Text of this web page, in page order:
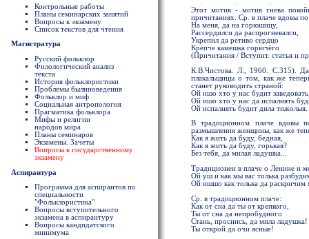
Контрольные работы
Планы семинарских занятий
Вопросы к экзамену
Список текстов для чтения
Магистратура
Русский фольклор
Филологический анализ
текста
История фольклористики
Проблемы былиноведения
Фольклор и миф
Социальная антропология
Прагматика фольклора
Мифы и религии
народов мира
Планы семинаров
Экзамены. Зачеты
Вопросы к государственному
экзамену
Аспирантура
Программа для аспирантов по
специальности
"Фольклористика"
Вопросы вступительного
экзамена в аспирантуру
Вопросы кандидатского
минимума
Этот мотив - мотив гнева
причитаниях. Ср. в плаче вдовы
На меня, да на горюшицу,
Рассердилси да распрогневалси,
Укрепил да ретиво сердцо
Крепче камешка горючёго
(Причитания / Вступит. статья и
К.В.Чистова. Л., 1960. С.315).
плакальщицы о том, как же
станет руководить страной:
Ой ишо хто у нас будит
Ой ишо хто у нас да испалнять
Ой испалнять будит дила тижолыя.
В традиционном плаче вдовы
размышления женщины, как же
Как я жить да буду, бедная,
Как я жить да буду, горькая?
Без тебя, да милая ладушка...
Традиционен в плаче о Ленине и
Ой уш и как мы вас толька
Ой ишшо как толька да раскричим
Ср. в традиционном плаче:
Как от сна да ты от крепкого,
Ты от сна да непробудного
Стань, проснись, да мила ладушка!
Ты открой да очи ясные!